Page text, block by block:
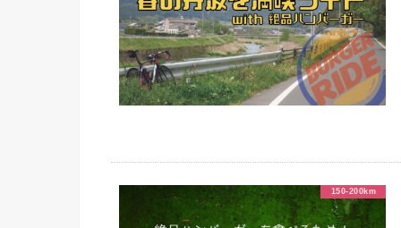
150-200km